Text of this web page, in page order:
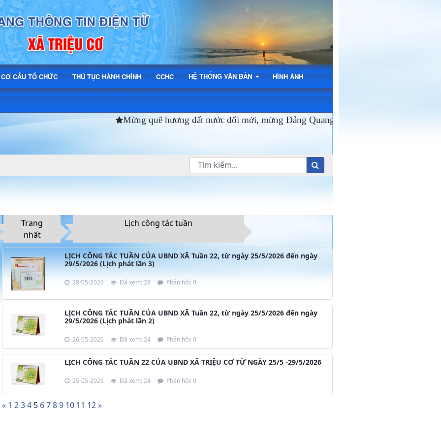
CƠ CẤU TỔ CHỨC THỦ TỤC HÀNH CHÍNH CCHC HỆ THỐNG VĂN BẢN HÌNH ẢNH
Mừng quê hương đất nước đổi mới, mừng Đảng Quang Vinh, Mừng Xuân Ất Tỵ 2025!
Trang
nhất
Lịch công tác tuần
LỊCH CÔNG TÁC TUẦN CỦA UBND XÃ Tuần 22, từ ngày 25/5/2026 đến ngày
29/5/2026 (Lịch phát lần 3)
28-05-2026 Đã xem: 28 Phản hồi: 0
LỊCH CÔNG TÁC TUẦN CỦA UBND XÃ Tuần 22, từ ngày 25/5/2026 đến ngày
29/5/2026 (Lịch phát lần 2)
26-05-2026 Đã xem: 24 Phản hồi: 0
LỊCH CÔNG TÁC TUẦN 22 CỦA UBND XÃ TRIỆU CƠ TỪ NGÀY 25/5 -29/5/2026
25-05-2026 Đã xem: 24 Phản hồi: 0
« 1 234 5 6789 10 11 12»